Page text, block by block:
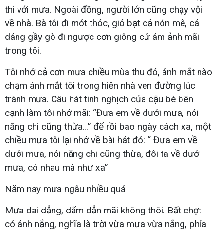
thi với mưa. Ngoài đồng, người lớn cũng chạy vội
về nhà. Bà tôi đi mót thóc, gió bạt cả nón mê, cái
dáng gầy gò đi ngược cơn giông cứ ám ảnh mãi
trong tôi.
Tôi nhớ cả cơn mưa chiều mùa thu đó, ánh mắt nào
chạm ánh mắt tôi trong hiên nhà ven đường lúc
tránh mưa. Câu hát tinh nghịch của cậu bé bên
cạnh làm tôi nhớ mãi: “Đưa em về dưới mưa, nói
năng chi cũng thừa…” để rồi bao ngày cách xa, một
chiều mưa tôi lại nhớ về bài hát đó: “ Đưa em về
dưới mưa, nói năng chi cũng thừa, đôi ta về dưới
mưa, có nhau mà như xa”.
Năm nay mưa ngâu nhiều quá!
Mưa dai dẳng, dấm dẳn mãi không thôi. Bất chợt
có ánh nắng, nghĩa là trời vừa mưa vừa nắng, phía